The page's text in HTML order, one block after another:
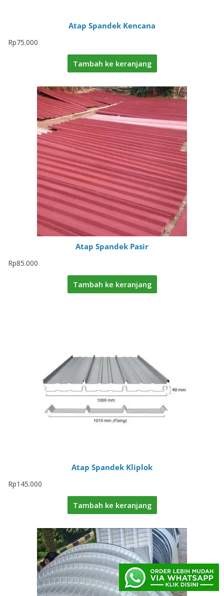
Atap Spandek Kencana
Rp75.000
Tambah ke keranjang
Atap Spandek Pasir
Rp85.000
Tambah ke keranjang
Atap Spandek Kliplok
Rp145.000
Tambah ke keranjang